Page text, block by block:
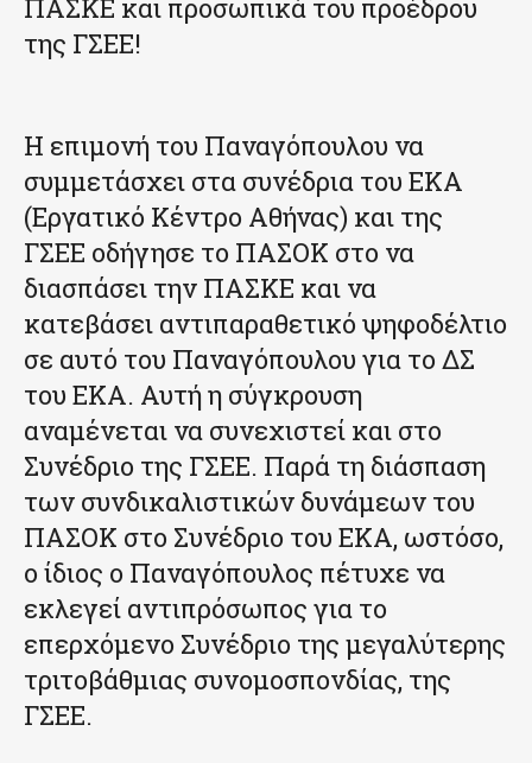
ΠΑΣΚΕ και προσωπικά του προέδρου
της ΓΣΕΕ!
Η επιμονή του Παναγόπουλου να
συμμετάσχει στα συνέδρια του ΕΚΑ
(Εργατικό Κέντρο Αθήνας) και της
ΓΣΕΕ οδήγησε το ΠΑΣΟΚ στο να
διασπάσει την ΠΑΣΚΕ και να
κατεβάσει αντιπαραθετικό ψηφοδέλτιο
σε αυτό του Παναγόπουλου για το ΔΣ
του ΕΚΑ. Αυτή η σύγκρουση
αναμένεται να συνεχιστεί και στο
Συνέδριο της ΓΣΕΕ. Παρά τη διάσπαση
των συνδικαλιστικών δυνάμεων του
ΠΑΣΟΚ στο Συνέδριο του ΕΚΑ, ωστόσο,
ο ίδιος ο Παναγόπουλος πέτυχε να
εκλεγεί αντιπρόσωπος για το
επερχόμενο Συνέδριο της μεγαλύτερης
τριτοβάθμιας συνομοσπονδίας, της
ΓΣΕΕ.